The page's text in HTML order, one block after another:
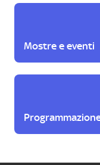
Mostre e eventi